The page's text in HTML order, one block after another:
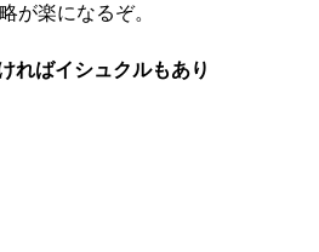
が楽になるぞ。
ればイシュクルもあり